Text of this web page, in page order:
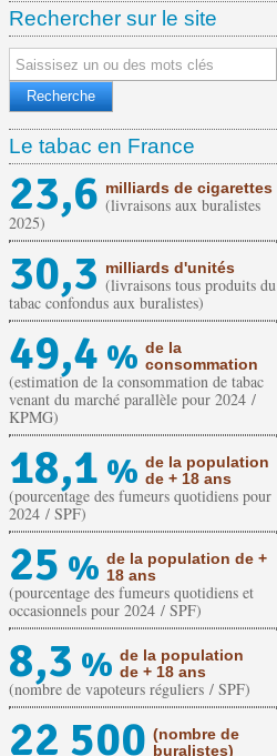
Rechercher sur le site
Le tabac en France
23,6 milliards de cigarettes
(livraisons aux buralistes
2025)
30,3 milliards d'unités
(livraisons tous produits du
tabac confondus aux buralistes)
49,4 % de la
consommation
(estimation de la consommation de tabac
venant du marché parallèle pour 2024 /
KPMG)
18,1 % de la population
de + 18 ans
(pourcentage des fumeurs quotidiens pour
2024 / SPF)
25 % de la population de +
18 ans
(pourcentage des fumeurs quotidiens et
occasionnels pour 2024 / SPF)
8,3 % de la population
de + 18 ans
(nombre de vapoteurs réguliers / SPF)
22 500 (nombre de
buralistes)